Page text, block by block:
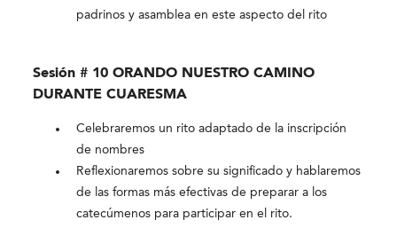
padrinos y asamblea en este aspecto del rito
Sesión # 10 ORANDO NUESTRO CAMINO
DURANTE CUARESMA
Celebraremos un rito adaptado de la inscripción
de nombres
Reflexionaremos sobre su significado y hablaremos
de las formas más efectivas de preparar a los
catecúmenos para participar en el rito.